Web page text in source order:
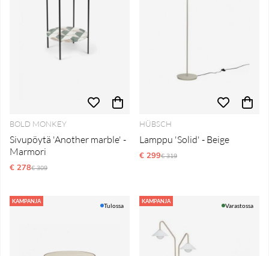
BOLD MONKEY
Sivupöytä 'Another marble' -
Marmori
€ 278Normaali hinta
€ 309
HÜBSCH
Lamppu 'Solid' - Beige
€ 299Normaali hinta
€ 319
KAMPANJA
Tulossa
KAMPANJA
Varastossa